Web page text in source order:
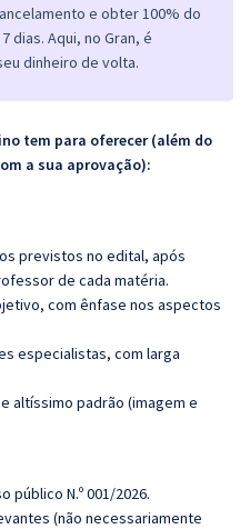
e obter 100% do
dias. Aqui, no Gran, é
dinheiro de volta.
tem para oferecer (além do
a sua aprovação):
previstos no edital, após
de cada matéria.
com ênfase nos aspectos
especialistas, com larga
altíssimo padrão (imagem e
público N.º 001/2026.
(não necessariamente